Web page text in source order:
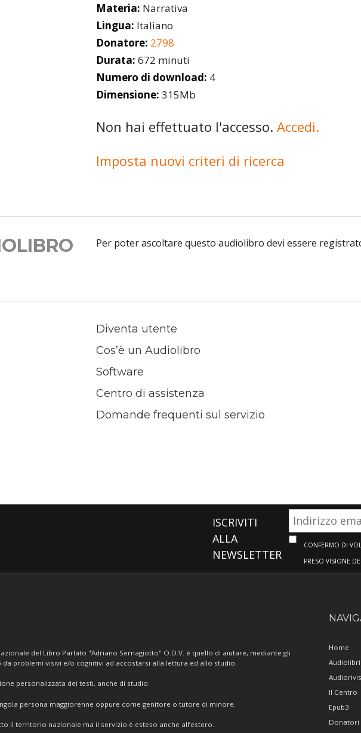
Materia: Narrativa
Lingua: Italiano
Donatore: 2798
Durata: 672 minuti
Numero di download: 4
Dimensione: 315Mb
Non hai effettuato l'accesso. Accedi.
Imposta nuovi criteri di ricerca
Per poter ascoltare questo audiolibro devi essere
Diventa utente
Cos’è un Audiolibro
Software
Centro di assistenza
Domande frequenti sul servizio
ISCRIVITI
ALLA
NEWSLETTER
CONFERMO DI
PRESO VISIONE
del Libro Parlato "Adriano Sernagiotto" O.D.V. è quello di aiutare, mediante gli
problemi visivi e/o cognitivi ad accostarsi alla lettura ed allo studio.
personalizzata dei testi, anche di studio.
persona maggiorenne oppure come genitore o tutore di minore.
il territorio nazionale ma il servizio è esteso anche all’estero.
Home
Audiolibri
Il Centro
Epub3
Donatori